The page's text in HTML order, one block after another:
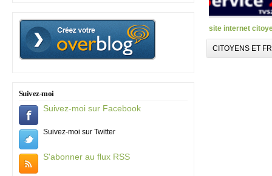
Suivez-moi
Suivez-moi sur Facebook
Suivez-moi sur Twitter
S'abonner au flux RSS
site internet
CITOYENS ET